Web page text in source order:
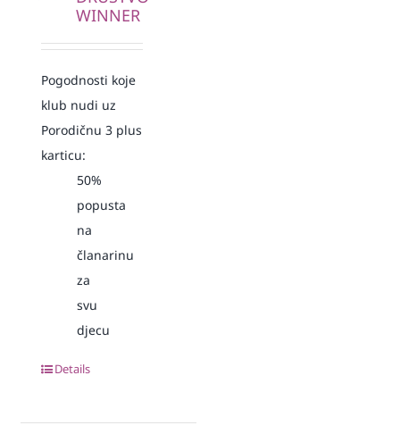
WINNER
Pogodnosti koje
klub nudi uz
Porodičnu 3 plus
karticu:
50%
popusta
na
članarinu
za
svu
djecu
Details